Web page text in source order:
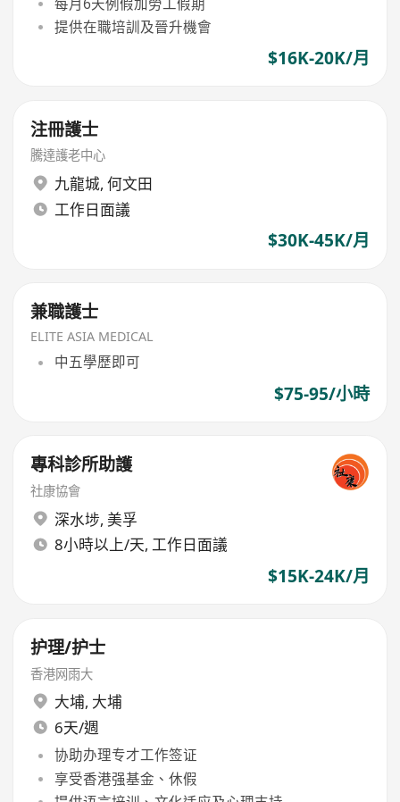
提供在職培訓及晉升機會
$16K-20K/月
注冊護士
騰達護老中心
九龍城, 何文田
工作日面議
$30K-45K/月
兼職護士
ELITE ASIA MEDICAL
中五學歷即可
$75-95/小時
專科診所助護
社康協會
深水埗, 美孚
8小時以上/天, 工作日面議
$15K-24K/月
护理/护士
香港网雨大
大埔, 大埔
6天/週
协助办理专才工作签证
享受香港强基金、休假